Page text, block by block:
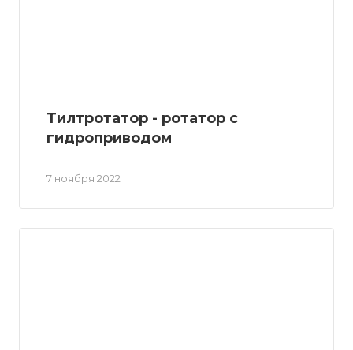
7 ноября 2022
Тилтротатор - ротатор с
гидроприводом